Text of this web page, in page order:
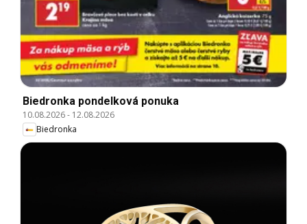
Biedronka pondelková ponuka
10.08.2026- 12.08.2026
Biedronka